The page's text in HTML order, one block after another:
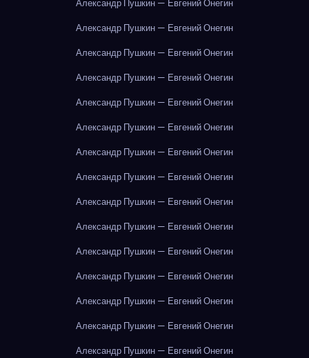
Александр Пушкин — Евгений Онегин
Александр Пушкин — Евгений Онегин
Александр Пушкин — Евгений Онегин
Александр Пушкин — Евгений Онегин
Александр Пушкин — Евгений Онегин
Александр Пушкин — Евгений Онегин
Александр Пушкин — Евгений Онегин
Александр Пушкин — Евгений Онегин
Александр Пушкин — Евгений Онегин
Александр Пушкин — Евгений Онегин
Александр Пушкин — Евгений Онегин
Александр Пушкин — Евгений Онегин
Александр Пушкин — Евгений Онегин
Александр Пушкин — Евгений Онегин
Александр Пушкин — Евгений Онегин